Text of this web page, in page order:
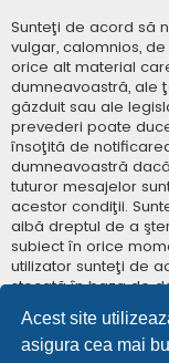
Acest site
asigura cea mai
Sunteţi de acord să
vulgar, calomnios,
orice alt material
dumneavoastră, ale
găzduit sau ale
prevederi poate
însoţită de
dumneavoastră
tuturor mesajelor
acestor condiţii.
aibă dreptul de a
subiect în orice
utilizator sunteţi de
stocată în baza de
niciunei terţe părţi
„Forum -
responsabili pentru